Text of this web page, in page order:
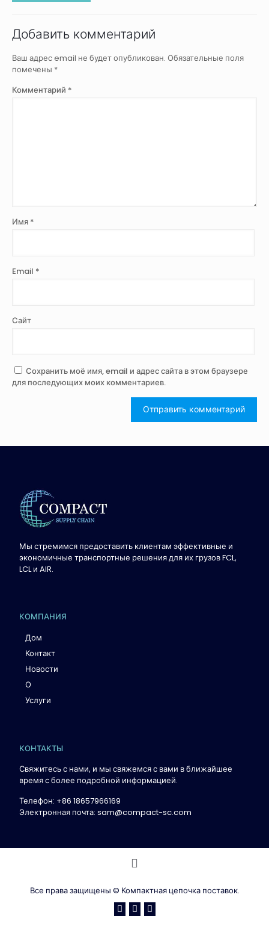
Добавить комментарий
Ваш адрес email не будет опубликован. Обязательные поля
помечены *
Комментарий *
Имя *
Email *
Сайт
Сохранить моё имя, email и адрес сайта в этом браузере
для последующих моих комментариев.
Мы стремимся предоставить клиентам эффективные и
экономичные транспортные решения для их грузов FCL,
LCL и AIR.
КОМПАНИЯ
Дом
Контакт
Новости
О
Услуги
КОНТАКТЫ
Свяжитесь с нами, и мы свяжемся с вами в ближайшее
время с более подробной информацией.
Телефон: +86 18657966169
Электронная почта: sam@compact-sc.com
Все права защищены © Компактная цепочка поставок.